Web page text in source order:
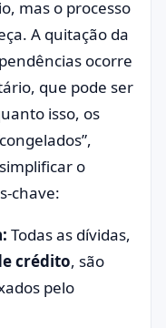
mas o processo
A quitação da
ocorre
que pode ser
isso, os
o
chave:
Todas as dívidas,
crédito, são
pelo